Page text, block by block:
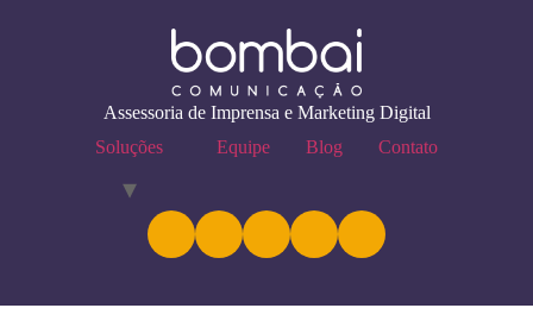
Assessoria de Imprensa e Marketing Digital
Soluções
Equipe Blog Contato